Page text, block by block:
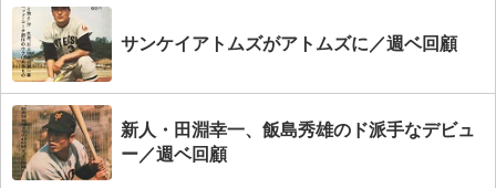
サンケイアトムズがアトムズに／週ベ回顧
新人・田淵幸一、飯島秀雄のド派手なデビュ
ー／週ベ回顧